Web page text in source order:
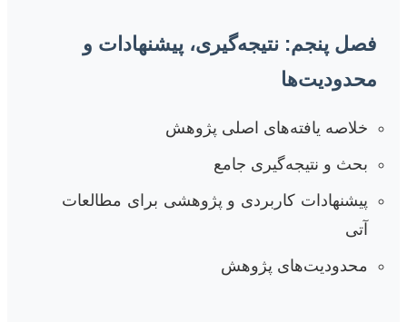
فصل پنجم: نتیجه‌گیری، پیشنهادات و
محدودیت‌ها
خلاصه یافته‌های اصلی پژوهش
بحث و نتیجه‌گیری جامع
پیشنهادات کاربردی و پژوهشی برای مطالعات
آتی
محدودیت‌های پژوهش